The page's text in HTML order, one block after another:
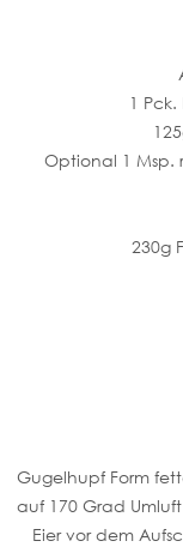
1
Optional 1 Msp.
230g
Gugelhupf Form
auf 170 Grad
Eier vor dem